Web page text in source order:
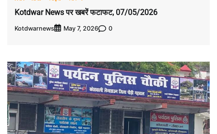
Kotdwar News पर खबरें फटाफट, 07/05/2026
Kotdwarnews May 7, 2026 0